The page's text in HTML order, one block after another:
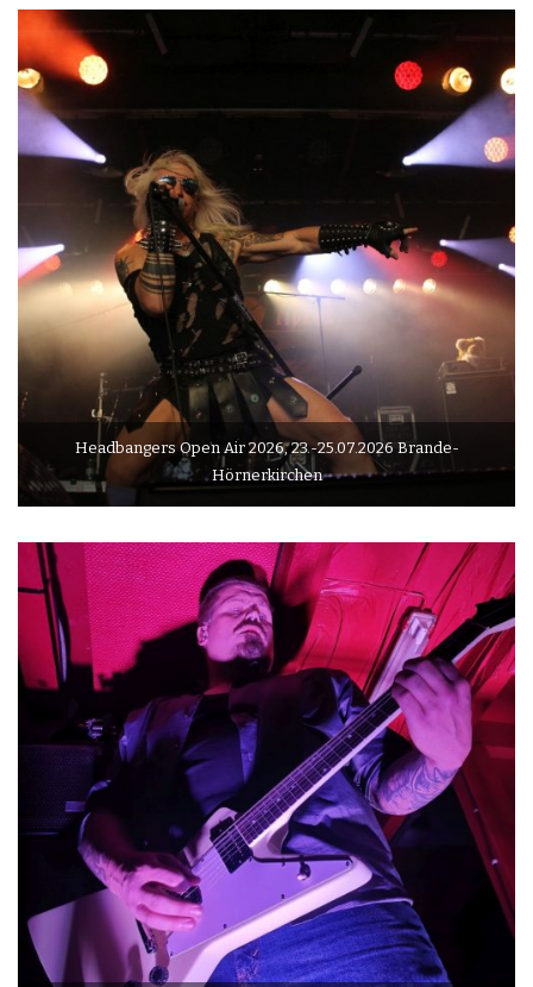
Headbangers Open Air 2026, 23.-25.07.2026 Brande-
Hörnerkirchen